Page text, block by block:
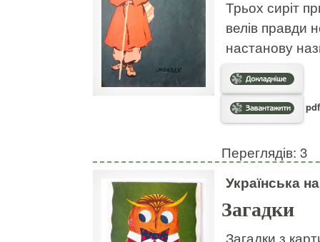
Трьох сиріт
велів правди
настанову
Переглядів: 3
Українська
Загадки
Загадки з